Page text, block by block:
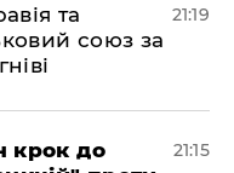
та
союз за
21:19
крок до
21:15